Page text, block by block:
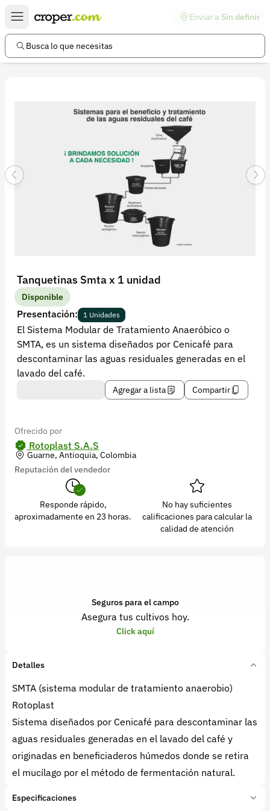
Enviar a Sin definir
Busca lo que necesitas
Tanquetinas Smta x 1 unidad
Disponible
Presentación: 1 Unidades
El Sistema Modular de Tratamiento Anaeróbico o
SMTA, es un sistema diseñados por Cenicafé para
descontaminar las aguas residuales generadas en el
lavado del café.
Agregar a lista Compartir
Ofrecido por
Rotoplast S.A.S
Guarne, Antioquia, Colombia
Reputación del vendedor
Responde rápido,
aproximadamente en 23 horas.
No hay suficientes
calificaciones para calcular la
calidad de atención
Seguros para el campo
Asegura tus cultivos hoy.
Click aquí
Detalles
SMTA (sistema modular de tratamiento anaerobio)
Rotoplast
Sistema diseñados por Cenicafé para descontaminar las
aguas residuales generadas en el lavado del café y
originadas en beneficiaderos húmedos donde se retira
el mucílago por el método de fermentación natural.
Especificaciones
Enlaces de interés
Preguntas frecuentes
Información legal
Política de devoluciones
Política de privacidad
Recuperar contraseña
Contacto
Soporte
+57 323 2931928
contacto@croper.com
© 2026 Croper.com Todos los derechos reservados
Síguenos